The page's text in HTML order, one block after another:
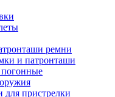
ремни
и патронташи
для пристрелки